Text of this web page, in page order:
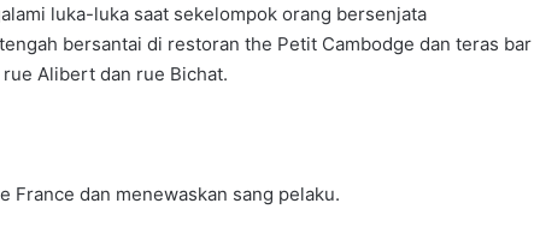
luka-luka saat sekelompok orang bersenjata
bersantai di restoran the Petit Cambodge dan teras bar
Alibert dan rue Bichat.
France dan menewaskan sang pelaku.